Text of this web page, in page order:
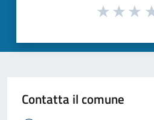
Contatta il comune